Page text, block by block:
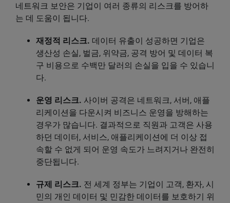
네트워크 보안은 기업이 여러 종류의 리스크를 방어하
는 데 도움이 됩니다.
재정적 리스크. 데이터 유출이 성공하면 기업은
생산성 손실, 벌금, 위약금, 공격 방어 및 데이터 복
구 비용으로 수백만 달러의 손실을 입을 수 있습니
다.
운영 리스크. 사이버 공격은 네트워크, 서버, 애플
리케이션을 다운시켜 비즈니스 운영을 방해하는
경우가 많습니다. 결과적으로 직원과 고객은 사용
하던 데이터, 서비스, 애플리케이션에 더 이상 접
속할 수 없게 되어 운영 속도가 느려지거나 완전히
중단됩니다.
규제 리스크. 전 세계 정부는 기업이 고객, 환자, 시
민의 개인 데이터 및 민감한 데이터를 보호하기 위